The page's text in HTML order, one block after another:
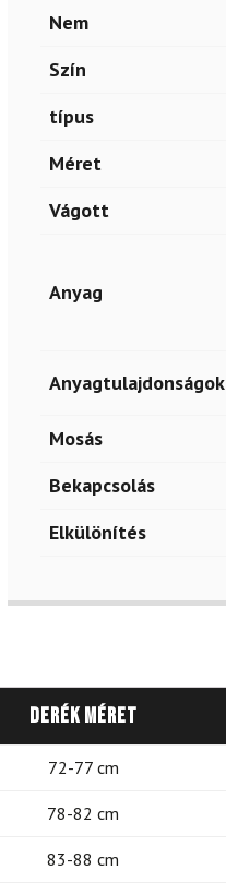
Nem
Szín
típus
Méret
Vágott
Anyag
Anyagtulajdonságok
Mosás
Bekapcsolás
Elkülönítés
Derék méret
72-77 cm
78-82 cm
83-88 cm